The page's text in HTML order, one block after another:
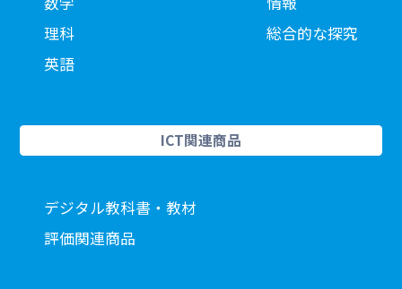
理科
英語
総合的な探究
ICT関連商品
デジタル教科書・教材
評価関連商品